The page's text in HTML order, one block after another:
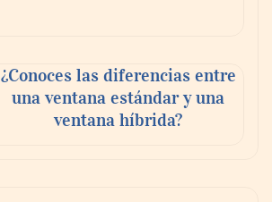
¿Conoces las diferencias entre
una ventana estándar y una
ventana híbrida?